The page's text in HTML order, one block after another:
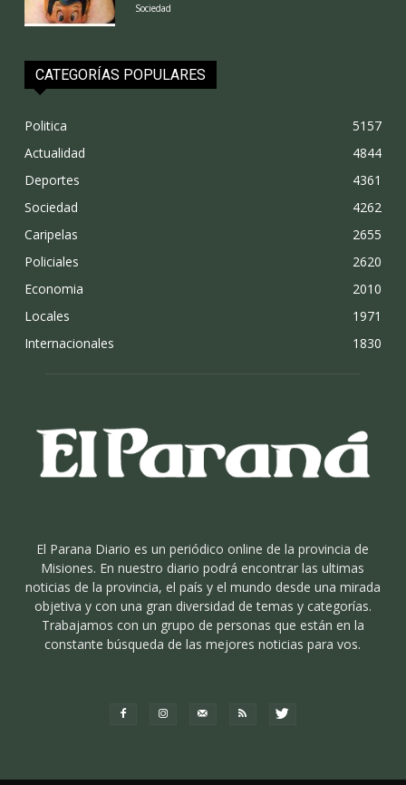
Sociedad
CATEGORÍAS POPULARES
Politica
5157
Actualidad
4844
Deportes
4361
Sociedad
4262
Caripelas
2655
Policiales
2620
Economia
2010
Locales
1971
Internacionales
1830
El Parana Diario es un periódico online de la provincia de
Misiones. En nuestro diario podrá encontrar las ultimas
noticias de la provincia, el país y el mundo desde una mirada
objetiva y con una gran diversidad de temas y categorías.
Trabajamos con un grupo de personas que están en la
constante búsqueda de las mejores noticias para vos.